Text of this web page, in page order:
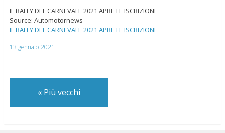
IL RALLY DEL CARNEVALE 2021 APRE LE ISCRIZIONI
Source: Automotornews
IL RALLY DEL CARNEVALE 2021 APRE LE ISCRIZIONI
13 gennaio 2021
«Più vecchi